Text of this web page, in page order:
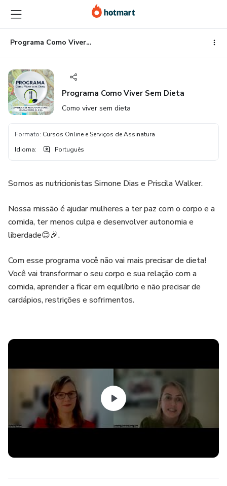
para
o
conteúdo
principal
para
o
pagamento
para
o
rodapé
Programa Como Viver Sem Dieta
Programa Como Viver Sem Dieta
Como viver sem dieta
Formato: Cursos Online e Serviços de Assinatura
Idioma: Português
Somos as nutricionistas Simone Dias e Priscila Walker.
Nossa missão é ajudar mulheres a ter paz com o corpo e a
comida, ter menos culpa e desenvolver autonomia e
liberdade😊🎉.
Com esse programa você não vai mais precisar de dieta!
Você vai transformar o seu corpo e sua relação com a
comida, aprender a ficar em equilíbrio e não precisar de
cardápios, restrições e sofrimentos.